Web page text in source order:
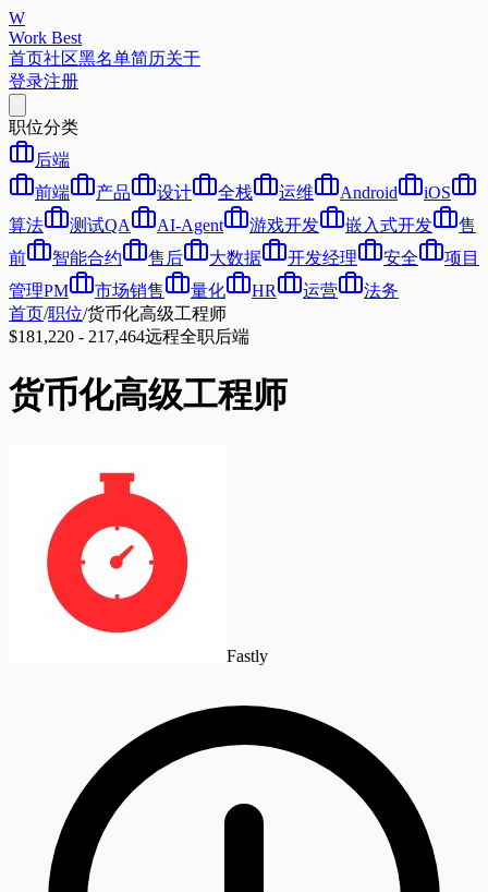
W
Work Best
首页社区黑名单简历关于
登录注册
职位分类
后端
前端
产品 设计 全栈 运维 Android
iOS
算法
测试QA AI-Agent 游戏开发 嵌入式开发
售
前
智能合约 售后 大数据 开发经理 安全
项目
管理PM
市场销售 量化 HR 运营
法务
首页/职位/货币化高级工程师
$181,220 - 217,464远程全职后端
货币化高级工程师
Fastly